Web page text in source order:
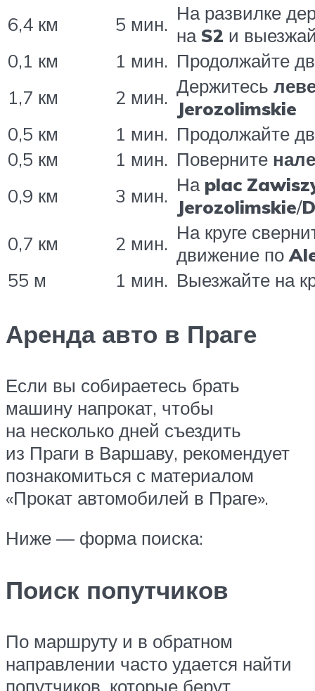
6,4 км
5 мин. На развилке
на S2 и
0,1 км
1 мин. Продолжайте
1,7 км
2 мин. Держитесь
Jerozolimskie
0,5 км
1 мин. Продолжайте
0,5 км
1 мин. Поверните
0,9 км
3 мин. На plac
Jerozolimskie/
0,7 км
2 мин. На круге
движение по
55 м
1 мин. Выезжайте на
Аренда авто в Праге
Если вы собираетесь брать
машину напрокат, чтобы
на несколько дней съездить
из Праги в Варшаву, рекомендует
познакомиться с материалом
«Прокат автомобилей в Праге».
Ниже — форма поиска:
Поиск попутчиков
По маршруту и в обратном
направлении часто удается найти
попутчиков, которые берут